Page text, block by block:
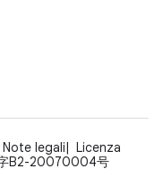
Note legali
Licenza
B2-20070004号